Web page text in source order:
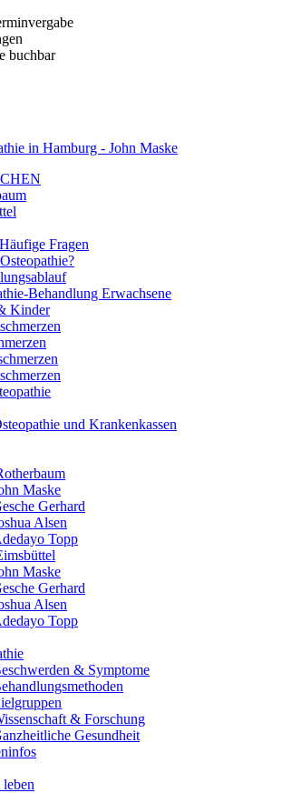
buchbar
Fragen
Behandlung Erwachsene
Kinder
und Krankenkassen
Maske
Gerhard
Alsen
Topp
Maske
Gerhard
Alsen
Topp
& Symptome
& Forschung
Gesundheit